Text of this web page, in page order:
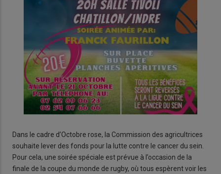
Dans le cadre d’Octobre rose, la Commission des agricultrices
souhaite lever des fonds pour la lutte contre le cancer du sein.
Pour cela, une soirée spéciale est prévue à l’occasion de la
finale de la coupe du monde de rugby, où tous espèrent voir les